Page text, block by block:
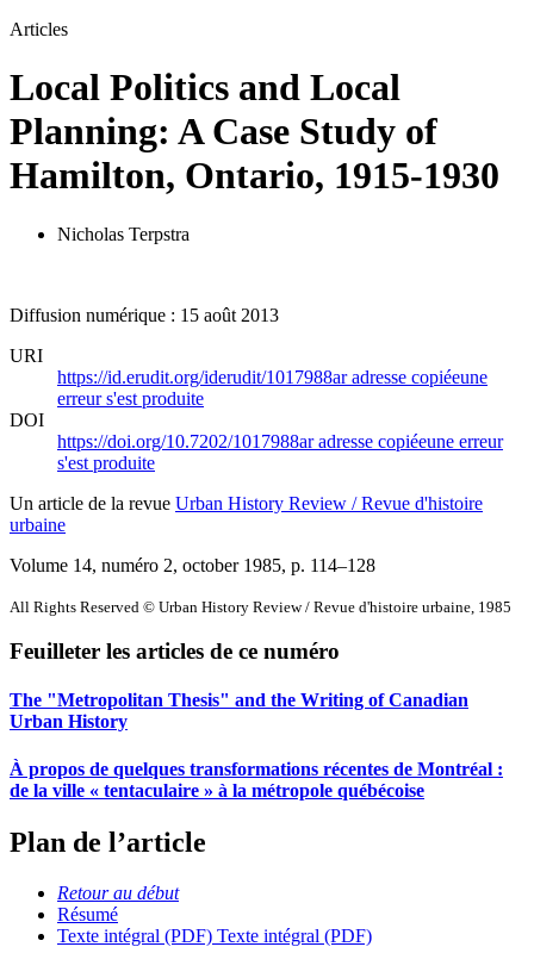
Articles
Local Politics and Local
Planning: A Case Study of
Hamilton, Ontario, 1915-1930
Nicholas Terpstra
Diffusion numérique : 15 août 2013
URI
https://id.erudit.org/iderudit/1017988aradresse copiéeune
erreur s'est produite
DOI
https://doi.org/10.7202/1017988aradresse copiéeune erreur
s'est produite
Un article de la revue Urban History Review / Revue d'histoire
urbaine
Volume 14, numéro 2, october 1985, p. 114–128
All Rights Reserved © Urban History Review / Revue d'histoire urbaine, 1985
Feuilleter les articles de ce numéro
The "Metropolitan Thesis" and the Writing of Canadian
Urban History
À propos de quelques transformations récentes de Montréal :
de la ville « tentaculaire » à la métropole québécoise
Plan de l’article
Retour au début
Résumé
Texte intégral (PDF) Texte intégral (PDF)